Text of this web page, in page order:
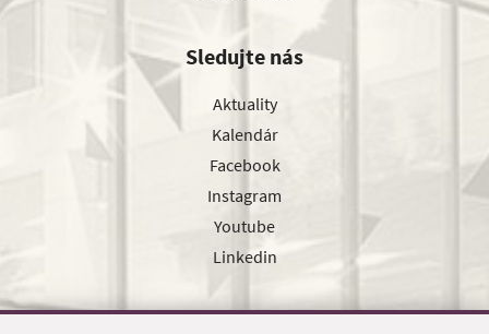
Sledujte nás
Aktuality
Kalendár
Facebook
Instagram
Youtube
Linkedin